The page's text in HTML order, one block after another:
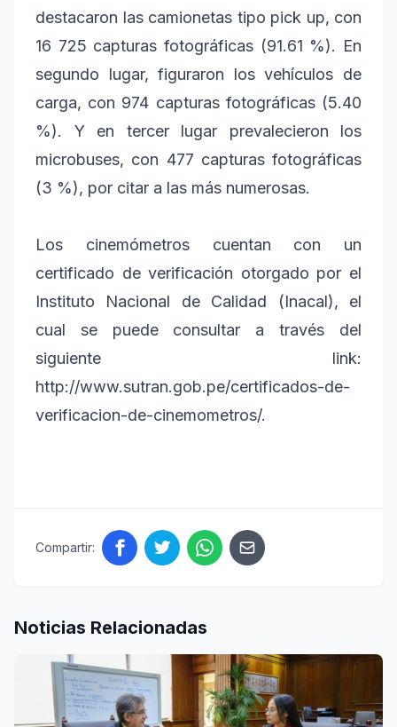
destacaron las camionetas tipo pick up, con
16 725 capturas fotográficas (91.61 %). En
segundo lugar, figuraron los vehículos de
carga, con 974 capturas fotográficas (5.40
%). Y en tercer lugar prevalecieron los
microbuses, con 477 capturas fotográficas
(3 %), por citar a las más numerosas.
Los cinemómetros cuentan con un
certificado de verificación otorgado por el
Instituto Nacional de Calidad (Inacal), el
cual se puede consultar a través del
siguiente link:
http://www.sutran.gob.pe/certificados-de-
verificacion-de-cinemometros/.
Compartir:
Noticias Relacionadas